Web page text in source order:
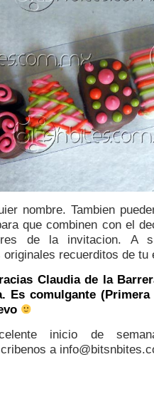
nombre. Tambien
que combinen con el
de la invitacion. A
recuerditos de tu
Claudia de la
Es comulgante
inicio de
a